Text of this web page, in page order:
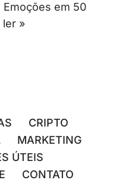
em 50
ler »
CRIPTO
MARKETING
ÚTEIS
CONTATO